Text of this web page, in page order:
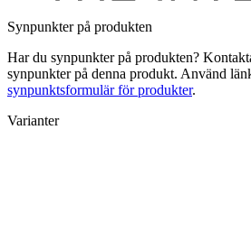
Synpunkter på produkten
Har du synpunkter på produkten?
synpunkter på denna produkt. Använd
synpunktsformulär för produkter.
Varianter